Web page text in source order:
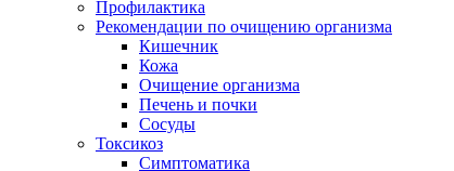
Профилактика
Рекомендации по очищению организма
Кишечник
Кожа
Очищение организма
Печень и почки
Сосуды
Токсикоз
Cимптоматика